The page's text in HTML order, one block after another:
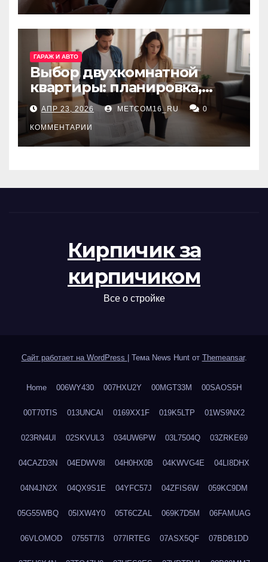
ГАРАЖ И АВТО
Выбор двухкомнатной
квартиры: планировка,
состояние жилья и
проверка документов
АПР 23, 2026 METCOM16_RU 0
КОММЕНТАРИИ
Кирпичик за
кирпичиком
Все о стройке
Сайт работает на WordPress Тема News Hunt от Themeansar.
Home 006WY430 007HXU2Y 00MGT33M 00SAOS5H
00T70TIS 013UNCAI 0169XX1F 019K5LTP 01WS9NX2
023RN4UI 02SKVUL3 034UW6PW 03L7504Q 03ZRKE69
04CAZD3N 04EDWV8I 04H0HX0B 04KWVG4E 04LI8DHX
04N4JN2X 04QX9S1E 04YFC57J 04ZFIS6W 059KC9DM
05G55WBQ 05IXW4Y0 05T6CZAL 069K7D5M 06FAMUAG
06VLOMOD 0755T7I3 077IRTEG 07ASX5QF 07BDB1DD